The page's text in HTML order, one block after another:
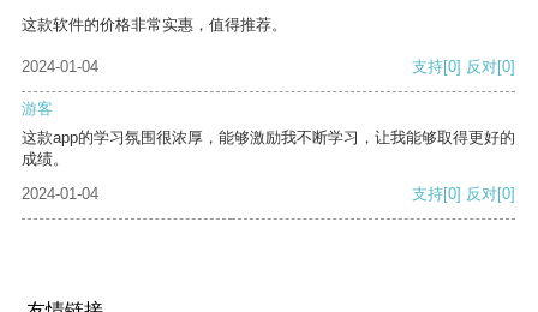
这款软件的价格非常实惠，值得推荐。
2024-01-04 支持[0] 反对[0]
游客
这款app的学习氛围很浓厚，能够激励我不断学习，让我能够取得更好的
成绩。
2024-01-04
支持[0] 反对[0]